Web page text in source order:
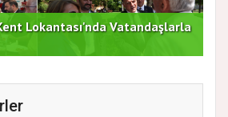
Lokantası'nda Vatandaşlarla